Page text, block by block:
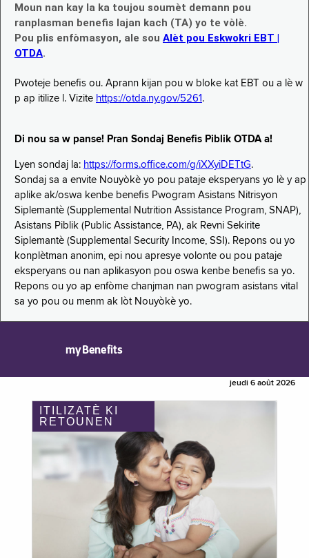
Moun nan kay la ka toujou soumèt demann pou
ranplasman benefis lajan kach (TA) yo te vòlè.
Pou plis enfòmasyon, ale sou Alèt pou Eskwokri EBT |
OTDA.
Pwoteje benefis ou. Aprann kijan pou w bloke kat EBT ou a lè w
p ap itilize l. Vizite https://otda.ny.gov/5261 .
Di nou sa w panse! Pran Sondaj Benefis Piblik OTDA a!
Lyen sondaj la: https://forms.office.com/g/iXXyiDETtG.
Sondaj sa a envite Nouyòkè yo pou pataje eksperyans yo lè y ap
aplike ak/oswa kenbe benefis Pwogram Asistans Nitrisyon
Siplemantè (Supplemental Nutrition Assistance Program, SNAP),
Asistans Piblik (Public Assistance, PA), ak Revni Sekirite
Siplemantè (Supplemental Security Income, SSI). Repons ou yo
konplètman anonim, epi nou apresye volonte ou pou pataje
eksperyans ou nan aplikasyon pou oswa kenbe benefis sa yo.
Repons ou yo ap enfòme chanjman nan pwogram asistans vital
sa yo pou ou menm ak lòt Nouyòkè yo.
myBenefits
jeudi 6 août 2026
ITILIZATÈ KI
RETOUNEN